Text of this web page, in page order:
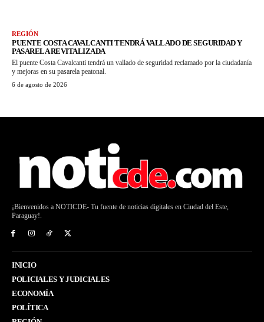
REGIÓN
PUENTE COSTA CAVALCANTI TENDRÁ VALLADO DE SEGURIDAD Y
PASARELA REVITALIZADA
El puente Costa Cavalcanti tendrá un vallado de seguridad reclamado por la ciudadanía
y mejoras en su pasarela peatonal.
6 de agosto de 2026
¡Bienvenidos a NOTICDE- Tu fuente de noticias digitales en Ciudad del Este,
Paraguay!.
INICIO
POLICIALES Y JUDICIALES
ECONOMÍA
POLÍTICA